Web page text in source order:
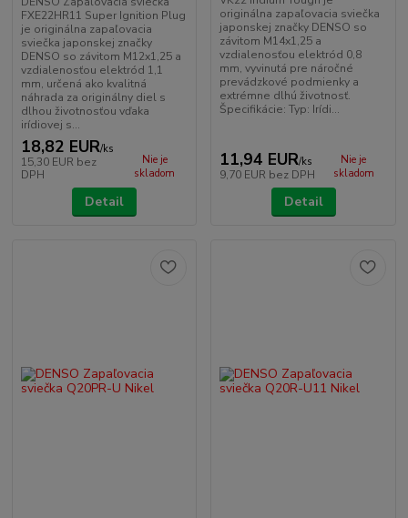
FXE22HR11 Super Ignition Plug
je originálna zapaľovacia
sviečka japonskej značky
DENSO so závitom M12x1,25 a
vzdialenosťou elektród 1,1
mm, určená ako kvalitná
náhrada za originálny diel s
dlhou životnosťou vďaka
irídiovej s...
18,82 EUR/ks
15,30 EUR bez
DPH
Nie je
skladom
Detail
originálna zapaľovacia sviečka
japonskej značky DENSO so
závitom M14x1,25 a
vzdialenosťou elektród 0,8
mm, vyvinutá pre náročné
prevádzkové podmienky a
extrémne dlhú životnosť.
Špecifikácie: Typ: Irídi...
11,94 EUR/ks
9,70 EUR bez DPH
Nie je
skladom
Detail